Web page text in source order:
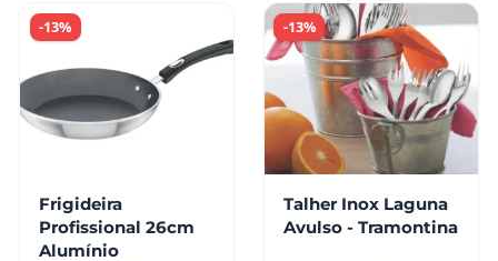
-13%
Frigideira
Profissional 26cm
Alumínio
-13%
Talher Inox Laguna
Avulso - Tramontina